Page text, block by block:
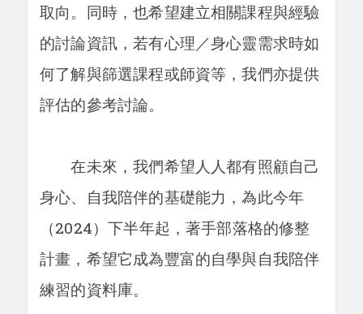
取向。同時，也希望建立相關課程與經驗
的討論資訊，若有心理／身心靈需求時如
何了解與篩選課程或師資等，我們亦提供
評估的參考討論。
在未來，我們希望人人都有照顧自己
身心、自我陪伴的基礎能力，為此今年
（2024）下半年起，著手部落格的修整
計畫，希望它成為豐富的自學與自我陪伴
練習的資料庫。